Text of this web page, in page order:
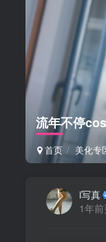
流年不停
首页 美化专
i写真
1年